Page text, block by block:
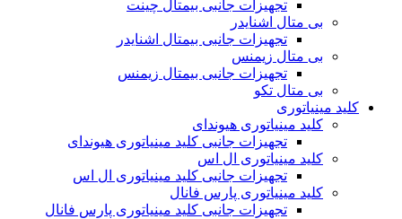
تجهیزات جانبی بیمتال چینت
بی متال اشنایدر
تجهیزات جانبی بیمتال اشنایدر
بی متال زیمنس
تجهیزات جانبی بیمتال زیمنس
بی متال تکو
کلید مینیاتوری
کلید مینیاتوری هیوندای
تجهیزات جانبی کلید مینیاتوری هیوندای
کلید مینیاتوری ال اس
تجهیزات جانبی کلید مینیاتوری ال اس
کلید مینیاتوری پارس فانال
تجهیزات جانبی کلید مینیاتوری پارس فانال